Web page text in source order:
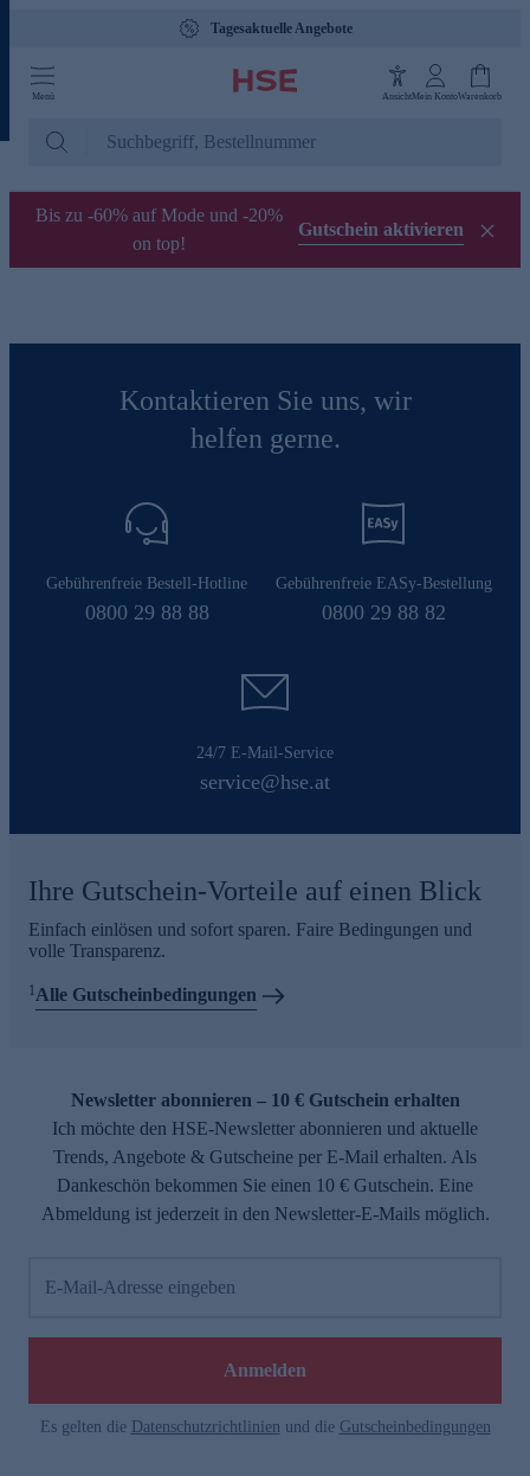
Tagesaktuelle Angebote
Menü AnsichtMein KontoWarenkorb
Bis zu -60% auf Mode und -20%
on top!
Gutschein aktivieren
Kontaktieren Sie uns, wir
helfen gerne.
Gebührenfreie Bestell-Hotline
0800 29 88 88
Gebührenfreie EASy-Bestellung
0800 29 88 82
24/7 E-Mail-Service
service@hse.at
Ihre Gutschein-Vorteile auf einen Blick
Einfach einlösen und sofort sparen. Faire Bedingungen und
volle Transparenz.
1Alle Gutscheinbedingungen
Newsletter abonnieren – 10 € Gutschein erhalten
Ich möchte den HSE-Newsletter abonnieren und aktuelle
Trends, Angebote & Gutscheine per E-Mail erhalten. Als
Dankeschön bekommen Sie einen 10 € Gutschein. Eine
Abmeldung ist jederzeit in den Newsletter-E-Mails möglich.
E-Mail-Adresse eingeben
Anmelden
Es gelten die Datenschutzrichtlinien und die Gutscheinbedingungen